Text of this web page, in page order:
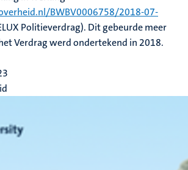
BWBV0006758/2018-07-
Politieverdrag). Dit gebeurde meer
Verdrag werd ondertekend in 2018.